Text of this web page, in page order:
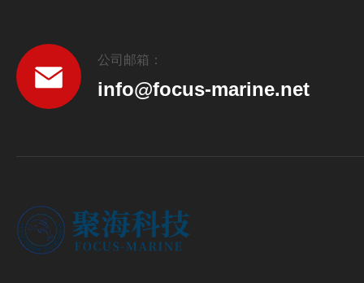
公司邮箱：
info@focus-marine.net